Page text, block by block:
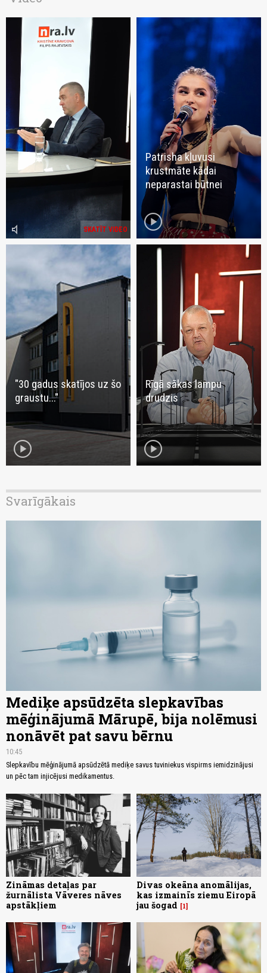
SKATĪT VIDEO
volume_mute
Patrisha kļuvusi
krustmāte kādai
neparastai būtnei
play_circle
"30 gadus skatījos uz šo
graustu..."
play_circle
Rīgā sākas lampu
drudzis
play_circle
Svarīgākais
Mediķe apsūdzēta slepkavības
mēģinājumā Mārupē, bija nolēmusi
nonāvēt pat savu bērnu
10:45
Slepkavību mēģinājumā apsūdzētā mediķe savus tuviniekus vispirms iemidzinājusi
un pēc tam injicējusi medikamentus.
Zināmas detaļas par
žurnālista Vāveres nāves
apstākļiem
Divas okeāna anomālijas,
kas izmainīs ziemu Eiropā
jau šogad
1